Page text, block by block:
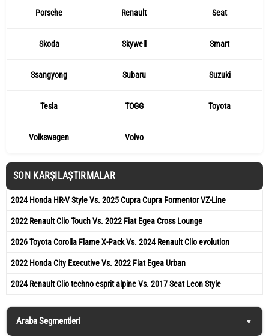
Porsche Renault Seat
Skoda Skywell Smart
Ssangyong Subaru Suzuki
Tesla TOGG Toyota
Volkswagen Volvo
SON KARŞILAŞTIRMALAR
2024 Honda HR-V Style Vs. 2025 Cupra Cupra Formentor VZ-Line
2022 Renault Clio Touch Vs. 2022 Fiat Egea Cross Lounge
2026 Toyota Corolla Flame X-Pack Vs. 2024 Renault Clio evolution
2022 Honda City Executive Vs. 2022 Fiat Egea Urban
2024 Renault Clio techno esprit alpine Vs. 2017 Seat Leon Style
Araba Segmentleri